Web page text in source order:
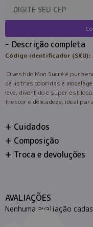
Descrição completa
Código identificador (SKU):
O vestido Mon Sucré é puro
de listras coloridas e
leve, divertido e super
frescor e delicadeza, ideal
Cuidados
Composição
Troca e devoluções
AVALIAÇÕES
Nenhuma avaliação